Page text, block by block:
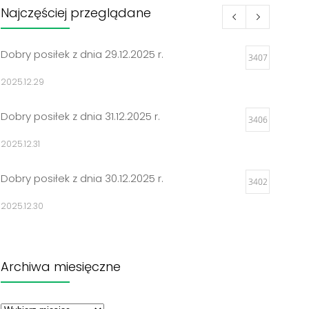
Najczęściej przeglądane
Dobry posiłek z dnia 29.12.2025 r. 3407
2025.12.29
Dobry posiłek z dnia 31.12.2025 r. 3406
2025.12.31
Dobry posiłek z dnia 30.12.2025 r. 3402
2025.12.30
2024.12.27
Dobry posiłek z dnia 23.12.2025 r.
Archiwa miesięczne
miesięczne